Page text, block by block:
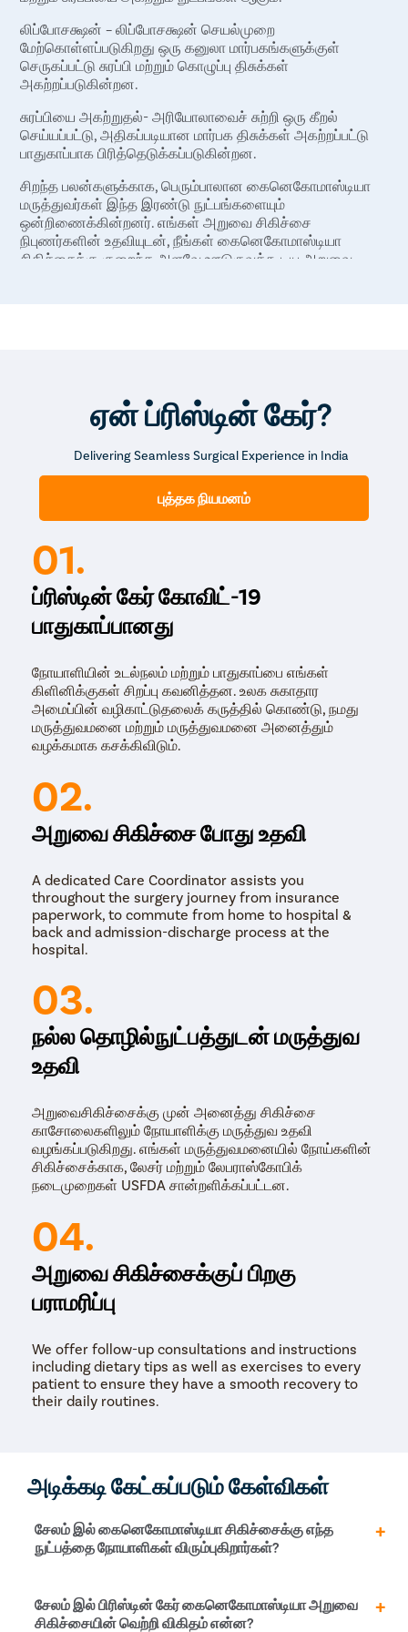
லிப்போசக்ஷன் – லிப்போசக்ஷன் செயல்முறை
மேற்கொள்ளப்படுகிறது ஒரு கனுலா மார்பகங்களுக்குள்
செருகப்பட்டு சுரப்பி மற்றும் கொழுப்பு திசுக்கள்
அகற்றப்படுகின்றன.
சுரப்பியை அகற்றுதல்- அரியோலாவைச் சுற்றி ஒரு கீறல்
செய்யப்பட்டு, அதிகப்படியான மார்பக திசுக்கள் அகற்றப்பட்டு
பாதுகாப்பாக பிரித்தெடுக்கப்படுகின்றன.
சிறந்த பலன்களுக்காக, பெரும்பாலான கைனெகோமாஸ்டியா
மருத்துவர்கள் இந்த இரண்டு நுட்பங்களையும்
ஒன்றிணைக்கின்றனர். எங்கள் அறுவை சிகிச்சை
நிபுணர்களின் உதவியுடன், நீங்கள் கைனெகோமாஸ்டியா
சிகிச்சைக்கு குறைந்த அளவே ஊடுருவக்கூடிய அறுவை
ஏன் ப்ரிஸ்டின் கேர்?
Delivering Seamless Surgical Experience in India
புத்தக நியமனம்
01.
ப்ரிஸ்டின் கேர் கோவிட்-19
பாதுகாப்பானது
நோயாளியின் உடல்நலம் மற்றும் பாதுகாப்பை எங்கள்
கிளினிக்குகள் சிறப்பு கவனித்தன. உலக சுகாதார
அமைப்பின் வழிகாட்டுதலைக் கருத்தில் கொண்டு, நமது
மருத்துவமனை மற்றும் மருத்துவமனை அனைத்தும்
வழக்கமாக கசக்கிவிடும்.
02.
அறுவை சிகிச்சை போது உதவி
A dedicated Care Coordinator assists you
throughout the surgery journey from insurance
paperwork, to commute from home to hospital &
back and admission-discharge process at the
hospital.
03.
நல்ல தொழில்நுட்பத்துடன் மருத்துவ
உதவி
அறுவைசிகிச்சைக்கு முன் அனைத்து சிகிச்சை
காசோலைகளிலும் நோயாளிக்கு மருத்துவ உதவி
வழங்கப்படுகிறது. எங்கள் மருத்துவமனையில் நோய்களின்
சிகிச்சைக்காக, லேசர் மற்றும் லேபராஸ்கோபிக்
நடைமுறைகள் USFDA சான்றளிக்கப்பட்டன.
04.
அறுவை சிகிச்சைக்குப் பிறகு
பராமரிப்பு
We offer follow-up consultations and instructions
including dietary tips as well as exercises to every
patient to ensure they have a smooth recovery to
their daily routines.
அடிக்கடி கேட்கப்படும் கேள்விகள்
சேலம் இல் கைனெகோமாஸ்டியா சிகிச்சைக்கு எந்த
நுட்பத்தை நோயாளிகள் விரும்புகிறார்கள்?
சேலம் இல் மற்றும் இந்தியா முழுவதும் உள்ள அனைத்து
நகரங்களிலும், அனைத்து நோயாளிகளும்
சேலம் இல் பிரிஸ்டின் கேர் கைனெகோமாஸ்டியா அறுவை
சிகிச்சையின் வெற்றி விகிதம் என்ன?